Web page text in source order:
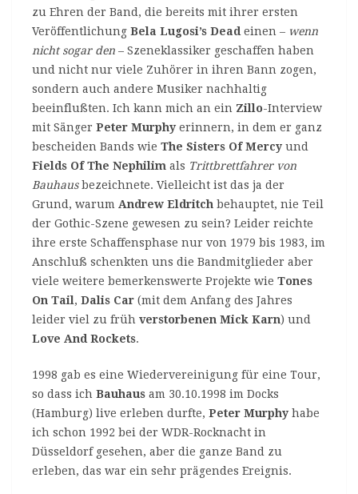
zu Ehren der Band, die bereits mit ihrer ersten
Veröffentlichung Bela Lugosi’s Dead einen – wenn
nicht sogar den – Szeneklassiker geschaffen haben
und nicht nur viele Zuhörer in ihren Bann zogen,
sondern auch andere Musiker nachhaltig
beeinflußten. Ich kann mich an ein Zillo-Interview
mit Sänger Peter Murphy erinnern, in dem er ganz
bescheiden Bands wie The Sisters Of Mercy und
Fields Of The Nephilim als Trittbrettfahrer von
Bauhausbezeichnete. Vielleicht ist das ja der
Grund, warum Andrew Eldritch behauptet, nie Teil
der Gothic-Szene gewesen zu sein? Leider reichte
ihre erste Schaffensphase nur von 1979 bis 1983, im
Anschluß schenkten uns die Bandmitglieder aber
viele weitere bemerkenswerte Projekte wie Tones
On Tail , Dalis Car (mit dem Anfang des Jahres
leider viel zu früh verstorbenen Mick Karn) und
Love And Rockets.
1998 gab es eine Wiedervereinigung für eine Tour,
so dass ich Bauhaus am 30.10.1998 im Docks
(Hamburg) live erleben durfte, Peter Murphy habe
ich schon 1992 bei der WDR-Rocknacht in
Düsseldorf gesehen, aber die ganze Band zu
erleben, das war ein sehr prägendes Ereignis.